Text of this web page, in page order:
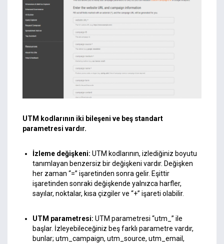
UTM kodlarının iki bileşeni ve beş standart
parametresi vardır.
İzleme değişkeni: UTM kodlarının, izlediğiniz boyutu
tanımlayan benzersiz bir değişkeni vardır. Değişken
her zaman “=” işaretinden sonra gelir. Eşittir
işaretinden sonraki değişkende yalnızca harfler,
sayılar, noktalar, kısa çizgiler ve “+” işareti olabilir.
UTM parametresi: UTM parametresi “utm_” ile
başlar. İzleyebileceğiniz beş farklı parametre vardır,
bunlar; utm_campaign, utm_source, utm_email,